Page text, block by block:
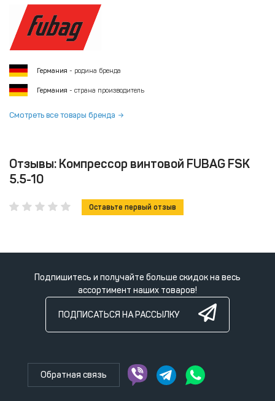
Германия - родина бренда
Германия - страна производитель
Смотреть все товары бренда
Отзывы: Компрессор винтовой FUBAG FSK
5.5-10
Оставьте первый отзыв
Подпишитесь и получайте больше скидок на весь
ассортимент наших товаров!
ПОДПИСАТЬСЯ НА РАССЫЛКУ
Обратная связь